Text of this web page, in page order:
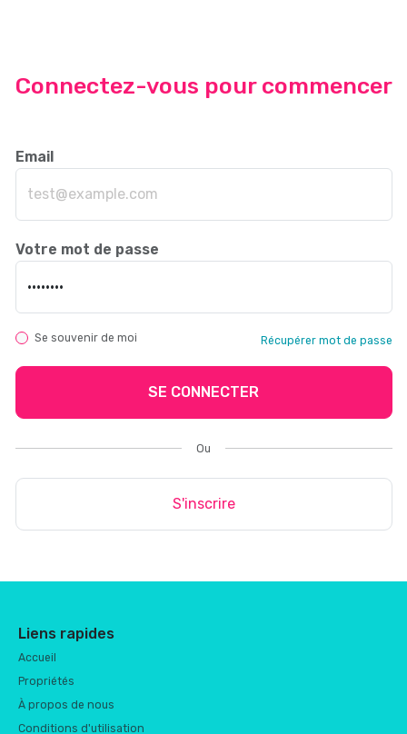
Connectez-vous pour commencer
Email
Votre mot de passe
Se souvenir de moi Récupérer mot de passe
SE CONNECTER
Ou
S'inscrire
Liens rapides
Accueil
Propriétés
À propos de nous
Conditions d'utilisation